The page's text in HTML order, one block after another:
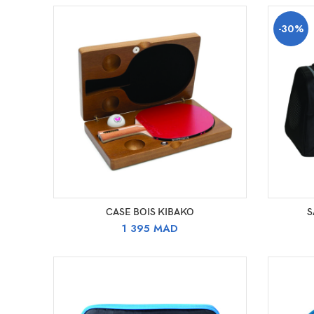
AJOUTER AU PANIER
CASE BOIS KIBAKO
1 395MAD
-30%